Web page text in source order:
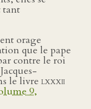
tant
orage
que le pape
contre le roi
le livre lxxxii
9,